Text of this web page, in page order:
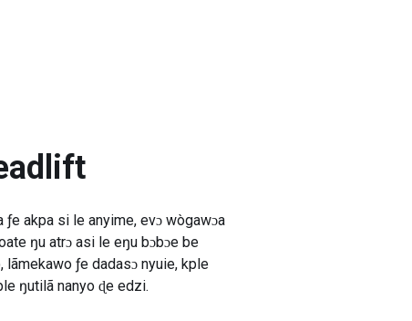
akpa si le anyime, evɔ wògawɔa
ŋu atrɔ asi le eŋu bɔbɔe be
lãmekawo ƒe dadasɔ nyuie, kple
ŋutilã nanyo ɖe edzi.